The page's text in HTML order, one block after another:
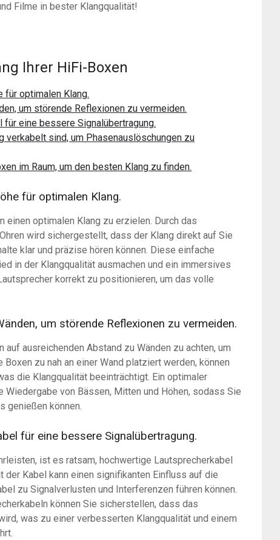
Filme in bester Klangqualität!
Ihrer HiFi-Boxen
für optimalen Klang.
um störende Reflexionen zu vermeiden.
eine bessere Signalübertragung.
sind, um Phasenauslöschungen zu
im Raum, um den besten Klang zu finden.
für optimalen Klang.
einen optimalen Klang zu erzielen. Durch das
wird sichergestellt, dass der Klang direkt auf Sie
klar und präzise hören können. Diese einfache
in der Klangqualität ausmachen und ein immersives
korrekt zu positionieren, um das volle
um störende Reflexionen zu vermeiden.
ausreichenden Abstand zu Wänden zu achten, um
zu nah an einer Wand platziert werden, können
die Klangqualität beeinträchtigt. Ein optimaler
von Bässen, Mitten und Höhen, sodass Sie
genießen können.
für eine bessere Signalübertragung.
ist es ratsam, hochwertige Lautsprecherkabel
Kabel kann einen signifikanten Einfluss auf die
zu Signalverlusten und Interferenzen führen können.
können Sie sicherstellen, dass das
was zu einer verbesserten Klangqualität und einem